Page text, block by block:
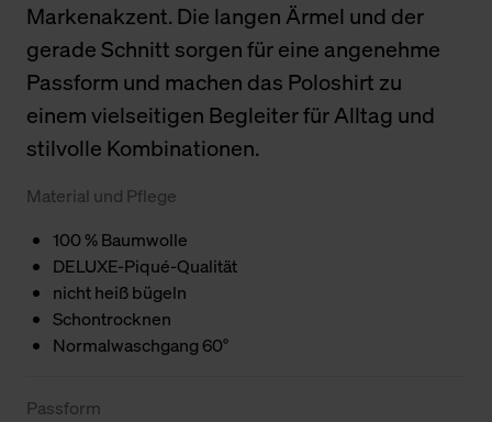
Markenakzent. Die langen Ärmel und der
gerade Schnitt sorgen für eine angenehme
Passform und machen das Poloshirt zu
einem vielseitigen Begleiter für Alltag und
stilvolle Kombinationen.
Material und Pflege
100 % Baumwolle
DELUXE-Piqué-Qualität
nicht heiß bügeln
Schontrocknen
Normalwaschgang 60°
Passform